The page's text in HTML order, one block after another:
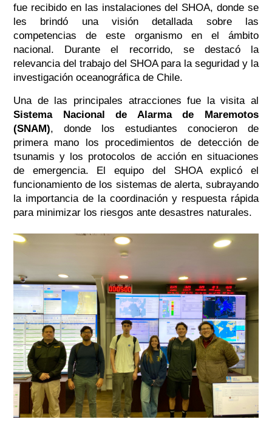
fue recibido en las instalaciones del SHOA, donde se
les brindó una visión detallada sobre las
competencias de este organismo en el ámbito
nacional. Durante el recorrido, se destacó la
relevancia del trabajo del SHOA para la seguridad y la
investigación oceanográfica de Chile.
Una de las principales atracciones fue la visita al
Sistema Nacional de Alarma de Maremotos
(SNAM), donde los estudiantes conocieron de
primera mano los procedimientos de detección de
tsunamis y los protocolos de acción en situaciones
de emergencia. El equipo del SHOA explicó el
funcionamiento de los sistemas de alerta, subrayando
la importancia de la coordinación y respuesta rápida
para minimizar los riesgos ante desastres naturales.